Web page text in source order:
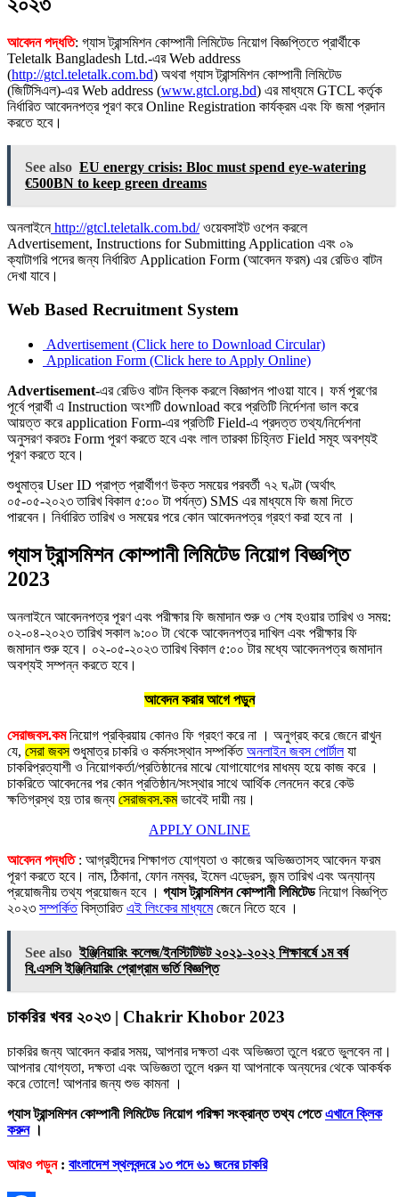
আবেদন পদ্ধতি: গ্যাস ট্রান্সমিশন কোম্পানী লিমিটেড নিয়োগ বিজ্ঞপ্তিতে প্রার্থীকে
Teletalk Bangladesh Ltd.-এর Web address
(http://gtcl.teletalk.com.bd) অথবা গ্যাস ট্রান্সমিশন কোম্পানী লিমিটেড
(জিটিসিএল)-এর Web address (www.gtcl.org.bd) এর মাধ্যমে GTCL কর্তৃক
নির্ধারিত আবেদনপত্র পূরণ করে Online Registration কার্যক্রম এবং ফি জমা প্রদান
করতে হবে।
See also EU energy crisis: Bloc must spend eye-watering
€500BN to keep green dreams
অনলাইনেhttp://gtcl.teletalk.com.bd/ওয়েবসাইট ওপেন করলে
Advertisement, Instructions for Submitting Application এবং ০৯
ক্যাটাগরি পদের জন্য নির্ধারিত Application Form (আবেদন ফরম) এর রেডিও বাটন
দেখা যাবে।
Web Based Recruitment System
Advertisement (Click here to Download Circular)
Application Form (Click here to Apply Online)
Advertisement-এর রেডিও বাটন ক্লিক করলে বিজ্ঞাপন পাওয়া যাবে। ফর্ম পূরণের
পূর্বে প্রার্থী এ Instruction অংশটি download করে প্রতিটি নির্দেশনা ভাল করে
আয়ত্ত করে application Form-এর প্রতিটি Field-এ প্রদত্ত তথ্য/নির্দেশনা
অনুসরণ করতঃ Form পূরণ করতে হবে এবং লাল তারকা চিহ্নিত Field সমূহ অবশ্যই
পূরণ করতে হবে।
শুধুমাত্র User ID প্রাপ্ত প্রার্থীগণ উক্ত সময়ের পরবর্তী ৭২ ঘণ্টা (অর্থাৎ
০৫-০৫-২০২৩ তারিখ বিকাল ৫:০০ টা পর্যন্ত) SMS এর মাধ্যমে ফি জমা দিতে
পারবেন। নির্ধারিত তারিখ ও সময়ের পরে কোন আবেদনপত্র গ্রহণ করা হবে না ।
গ্যাস ট্রান্সমিশন কোম্পানী লিমিটেড নিয়োগ বিজ্ঞপ্তি
2023
অনলাইনে আবেদনপত্র পূরণ এবং পরীক্ষার ফি জমাদান শুরু ও শেষ হওয়ার তারিখ ও সময়:
০২-০৪-২০২৩ তারিখ সকাল ৯:০০ টা থেকে আবেদনপত্র দাখিল এবং পরীক্ষার ফি
জমাদান শুরু হবে। ০২-০৫-২০২৩ তারিখ বিকাল ৫:০০ টার মধ্যে আবেদনপত্র জমাদান
অবশ্যই সম্পন্ন করতে হবে।
আবেদন করার আগে পড়ুন
সেরাজবস.কমনিয়োগ প্রক্রিয়ায় কোনও ফি গ্রহণ করে না । অনুগ্রহ করে জেনে রাখুন
যে, সেরা জবসশুধুমাত্র চাকরি ও কর্মসংস্থান সম্পর্কিতঅনলাইন জবস পোর্টালযা
চাকরিপ্রত্যাশী ও নিয়োগকর্তা/প্রতিষ্ঠানের মাঝে যোগাযোগের মাধম্য হয়ে কাজ করে ।
চাকরিতে আবেদনের পর কোন প্রতিষ্ঠান/সংস্থার সাথে আর্থিক লেনদেন করে কেউ
ক্ষতিগ্রস্থ হয় তার জন্য সেরাজবস.কমভাবেই দায়ী নয়।
APPLY ONLINE
আবেদন পদ্ধতি: আগ্রহীদের শিক্ষাগত যোগ্যতা ও কাজের অভিজ্ঞতাসহ আবেদন ফরম
পূরণ করতে হবে। নাম, ঠিকানা, ফোন নম্বর, ইমেল এড্রেস, জন্ম তারিখ এবং অন্যান্য
প্রয়োজনীয় তথ্য প্রয়োজন হবে । গ্যাস ট্রান্সমিশন কোম্পানী লিমিটেডনিয়োগ বিজ্ঞপ্তি
২০২৩ সম্পর্কিতবিস্তারিতএই লিংকের মাধ্যমেজেনে নিতে হবে ।
See also ইঞ্জিনিয়ারিং কলেজ/ইনস্টিটিউট ২০২১-২০২২ শিক্ষাবর্ষে ১ম বর্ষ
বি.এসসি ইঞ্জিনিয়ারিং প্রােগ্রাম ভর্তি বিজ্ঞপ্তি
চাকরির খবর ২০২৩ | Chakrir Khobor 2023
চাকরির জন্য আবেদন করার সময়, আপনার দক্ষতা এবং অভিজ্ঞতা তুলে ধরতে ভুলবেন না।
আপনার যোগ্যতা, দক্ষতা এবং অভিজ্ঞতা তুলে ধরুন যা আপনাকে অন্যদের থেকে আকর্ষক
করে তোলে! আপনার জন্য শুভ কামনা ।
গ্যাস ট্রান্সমিশন কোম্পানী লিমিটেড নিয়োগ পরিক্ষা সংক্রান্ত তথ্য পেতেএখানে ক্লিক
করুন।
আরও পড়ুন: বাংলাদেশ স্থলবন্দরে ১৩ পদে ৬১ জনের চাকরি